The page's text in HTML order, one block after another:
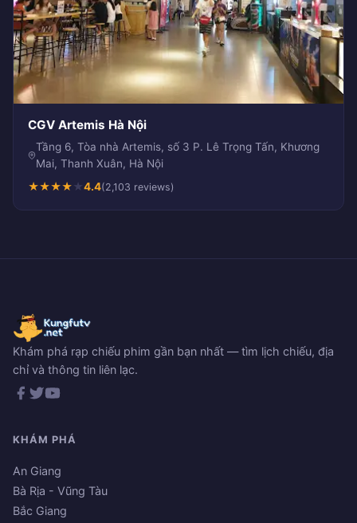
CGV Artemis Hà Nội
Tầng 6, Tòa nhà Artemis, số 3 P. Lê Trọng Tấn, Khương
Mai, Thanh Xuân, Hà Nội
★★★★★4.4(2,103 reviews)
Khám phá rạp chiếu phim gần bạn nhất — tìm lịch chiếu, địa
chỉ và thông tin liên lạc.
KHÁM PHÁ
An Giang
Bà Rịa - Vũng Tàu
Bắc Giang